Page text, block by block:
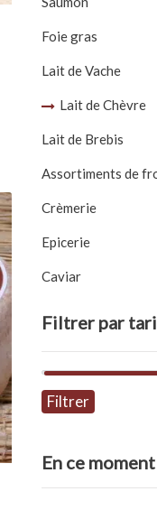
Foie gras
Lait de Vache
Lait de Chèvre
Lait de Brebis
Assortiments de
Crèmerie
Epicerie
Caviar
Filtrer par
Prix
Prix
Filtrer
En ce moment